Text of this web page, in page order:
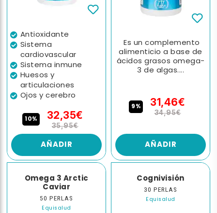
Antioxidante
Sistema
cardiovascular
Sistema inmune
Huesos y
articulaciones
Ojos y cerebro
10% 32,35€
35,95€
AÑADIR
Es un complemento
alimenticio a base de
ácidos grasos omega-
3 de algas....
9% 31,46€
34,95€
AÑADIR
Omega 3 Arctic
Caviar
50 PERLAS
Equisalud
Cognivisión
30 PERLAS
Equisalud